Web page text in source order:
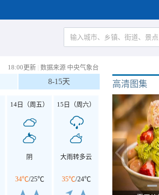
18:00更新 | 数据来源 中央气象台
8-15天
14日（周五）
阴
34℃/25℃
15日（周六）
大雨转多云
35℃/24℃
高清图集